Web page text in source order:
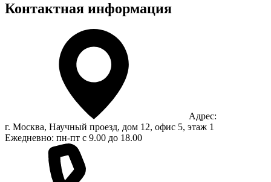
Контактная информация
Адрес:
г. Москва, Научный проезд, дом 12, офис 5, этаж 1
Ежедневно: пн-пт с 9.00 до 18.00